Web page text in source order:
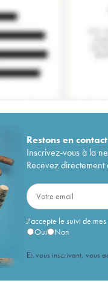
Restons encontact
Inscrivez-vous à la
Recevez
J'accepte le suivi de
Oui
Non
En vous inscrivant, vous